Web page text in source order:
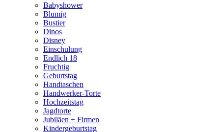
Babyshower
Blumig
Bustier
Dinos
Disney
Einschulung
Endlich 18
Fruchtig
Geburtstag
Handtaschen
Handwerker-Torte
Hochzeitstag
Jagdtorte
Jubiläen + Firmen
Kindergeburtstag